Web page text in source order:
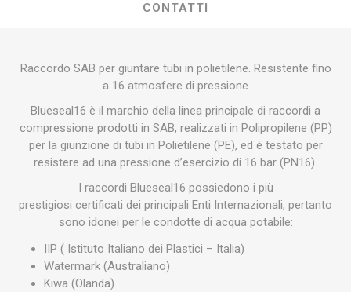
CONTATTI
Raccordo SAB per giuntare tubi in polietilene. Resistente fino
a 16 atmosfere di pressione
Blueseal16 è il marchio della linea principale di raccordi a
compressione prodotti in SAB, realizzati in Polipropilene (PP)
per la giunzione di tubi in Polietilene (PE), ed è testato per
resistere ad una pressione d’esercizio di 16 bar (PN16).
I raccordi Blueseal16 possiedono i più
prestigiosi certificati dei principali Enti Internazionali, pertanto
sono idonei per le condotte di acqua potabile:
IIP ( Istituto Italiano dei Plastici – Italia)
Watermark (Australiano)
Kiwa (Olanda)